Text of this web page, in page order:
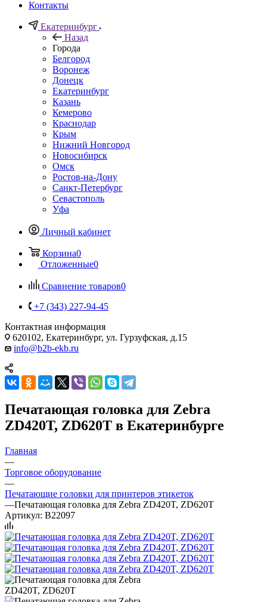
Контакты
Екатеринбург
Назад
Города
Белгород
Воронеж
Донецк
Екатеринбург
Казань
Кемерово
Краснодар
Крым
Нижний Новгород
Новосибирск
Омск
Ростов-на-Дону
Санкт-Петербург
Севастополь
Уфа
Личный кабинет
Корзина0
Отложенные0
Сравнение товаров0
+7 (343) 227-94-45
Контактная информация
620102, Екатеринбург, ул. Гурзуфская, д.15
info@b2b-ekb.ru
Печатающая головка для Zebra
ZD420T, ZD620T в Екатеринбурге
Главная
—
Торговое оборудование
—
Печатающие головки для принтеров этикеток
—Печатающая головка для Zebra ZD420T, ZD620T
Артикул: B22097